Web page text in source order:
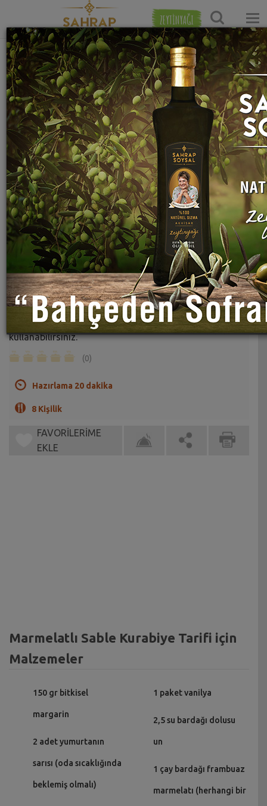
ZEYTİNYAĞI
Ana Sayfa Tatlı Tarifleri
Marmelatlı Sable Kurabiye Tarifi
Sahrap Soysal
Bu tarifte damak tadınıza göre herhangi bir marmelat
kullanabilirsiniz.
(0)
Hazırlama 20 dakika
8 Kişilik
FAVORİLERİME
EKLE
Marmelatlı Sable Kurabiye Tarifi için
Malzemeler
150 gr bitkisel
margarin
2 adet yumurtanın
sarısı (oda sıcaklığında
beklemiş olmalı)
1 paket vanilya
2,5 su bardağı dolusu
un
1 çay bardağı frambuaz
marmelatı (herhangi bir